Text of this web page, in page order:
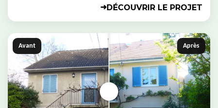
➜DÉCOUVRIR LE PROJET
Avant Après